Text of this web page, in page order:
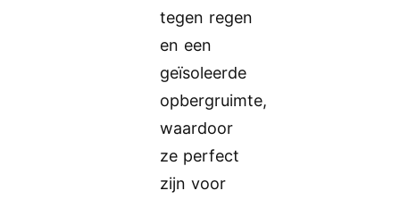
tegen regen
en een
geïsoleerde
opbergruimte,
waardoor
ze perfect
zijn voor